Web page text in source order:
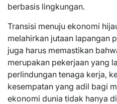
berbasis lingkungan.
Transisi menuju ekonomi
melahirkan jutaan lapangan
juga harus memastikan
merupakan pekerjaan yang
perlindungan tenaga kerja,
kesempatan yang adil bagi
ekonomi dunia tidak hanya